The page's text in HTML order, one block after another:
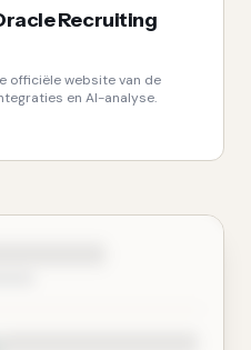
Recruiting
officiële website van de
en AI-analyse.